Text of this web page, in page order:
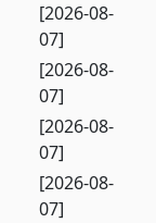
[2026-08-
07]
[2026-08-
07]
[2026-08-
07]
[2026-08-
07]